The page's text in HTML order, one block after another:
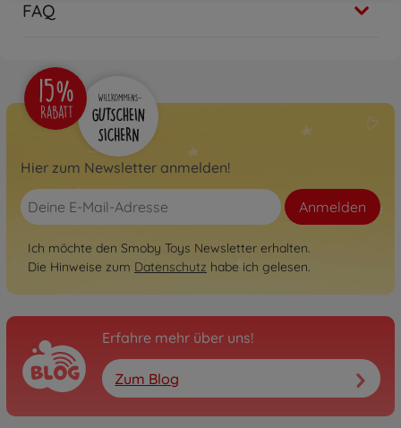
FAQ
Hier zum Newsletter anmelden!
Anmelden
Ich möchte den Smoby Toys Newsletter erhalten.
Die Hinweise zum Datenschutz habe ich gelesen.
Erfahre mehr über uns!
Zum Blog